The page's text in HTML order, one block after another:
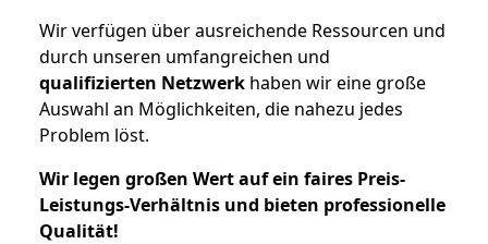
Wir verfügen über ausreichende Ressourcen und
durch unseren umfangreichen und
qualifizierten Netzwerk haben wir eine große
Auswahl an Möglichkeiten, die nahezu jedes
Problem löst.
Wir legen großen Wert auf ein faires Preis-
Leistungs-Verhältnis und bieten professionelle
Qualität!